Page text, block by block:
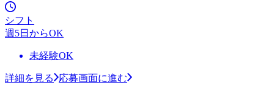
シフト
週5日からOK
未経験OK
詳細を見る 応募画面に進む